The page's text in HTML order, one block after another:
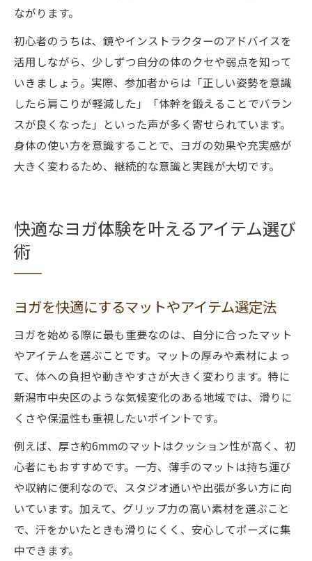
ながります。
初心者のうちは、鏡やインストラクターのアドバイスを
活用しながら、少しずつ自分の体のクセや弱点を知って
いきましょう。実際、参加者からは「正しい姿勢を意識
したら肩こりが軽減した」「体幹を鍛えることでバラン
スが良くなった」といった声が多く寄せられています。
身体の使い方を意識することで、ヨガの効果や充実感が
大きく変わるため、継続的な意識と実践が大切です。
快適なヨガ体験を叶えるアイテム選び
術
ヨガを快適にするマットやアイテム選定法
ヨガを始める際に最も重要なのは、自分に合ったマット
やアイテムを選ぶことです。マットの厚みや素材によっ
て、体への負担や動きやすさが大きく変わります。特に
新潟市中央区のような気候変化のある地域では、滑りに
くさや保温性も重視したいポイントです。
例えば、厚さ約6mmのマットはクッション性が高く、初
心者にもおすすめです。一方、薄手のマットは持ち運び
や収納に便利なので、スタジオ通いや出張が多い方に向
いています。加えて、グリップ力の高い素材を選ぶこと
で、汗をかいたときも滑りにくく、安心してポーズに集
中できます。